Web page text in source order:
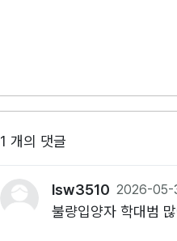
1 개의 댓글
lsw3510 2026-05-
불량입양자 학대범